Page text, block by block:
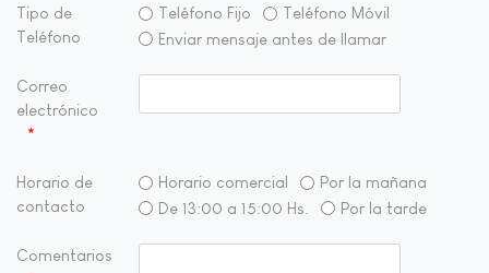
Tipo de
Teléfono
Teléfono Fijo
Teléfono Móvil
Enviar mensaje antes de llamar
Correo
electrónico
Horario de
contacto
Horario comercial
Por la mañana
De 13:00 a 15:00 Hs.
Por la tarde
Comentarios